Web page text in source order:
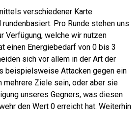
verschiedener Karte
Pro Runde stehen uns
Verfügung, welche wir nutzen
einen Energiebedarf von 0 bis 3
sich vor allem in der Art der
beispielsweise Attacken gegen ein
mehrere Ziele sein, oder aber sie
unseres Gegners, was diesen
den Wert 0 erreicht hat. Weiterhin